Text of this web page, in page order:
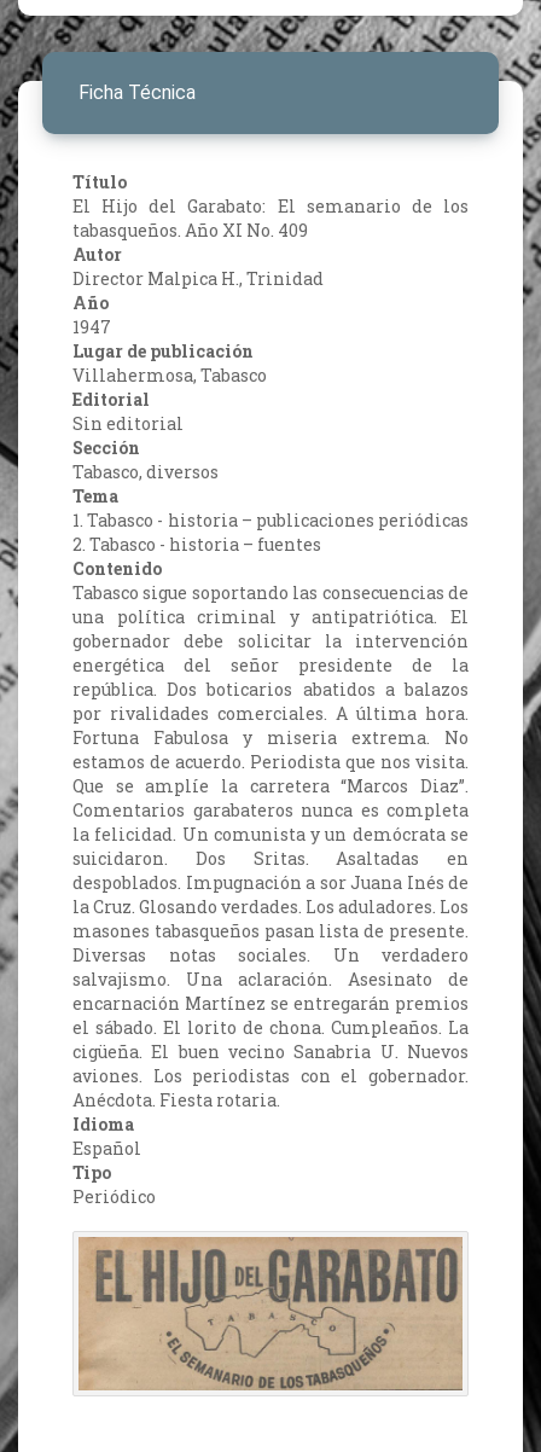
Ficha Técnica
Título
El Hijo del Garabato: El semanario de los
tabasqueños. Año XI No. 409
Autor
Director Malpica H., Trinidad
Año
1947
Lugar de publicación
Villahermosa, Tabasco
Editorial
Sin editorial
Sección
Tabasco, diversos
Tema
1. Tabasco - historia – publicaciones periódicas
2. Tabasco - historia – fuentes
Contenido
Tabasco sigue soportando las consecuencias de
una política criminal y antipatriótica. El
gobernador debe solicitar la intervención
energética del señor presidente de la
república. Dos boticarios abatidos a balazos
por rivalidades comerciales. A última hora.
Fortuna Fabulosa y miseria extrema. No
estamos de acuerdo. Periodista que nos visita.
Que se amplíe la carretera “Marcos Diaz”.
Comentarios garabateros nunca es completa
la felicidad. Un comunista y un demócrata se
suicidaron. Dos Sritas. Asaltadas en
despoblados. Impugnación a sor Juana Inés de
la Cruz. Glosando verdades. Los aduladores. Los
masones tabasqueños pasan lista de presente.
Diversas notas sociales. Un verdadero
salvajismo. Una aclaración. Asesinato de
encarnación Martínez se entregarán premios
el sábado. El lorito de chona. Cumpleaños. La
cigüeña. El buen vecino Sanabria U. Nuevos
aviones. Los periodistas con el gobernador.
Anécdota. Fiesta rotaria.
Idioma
Español
Tipo
Periódico